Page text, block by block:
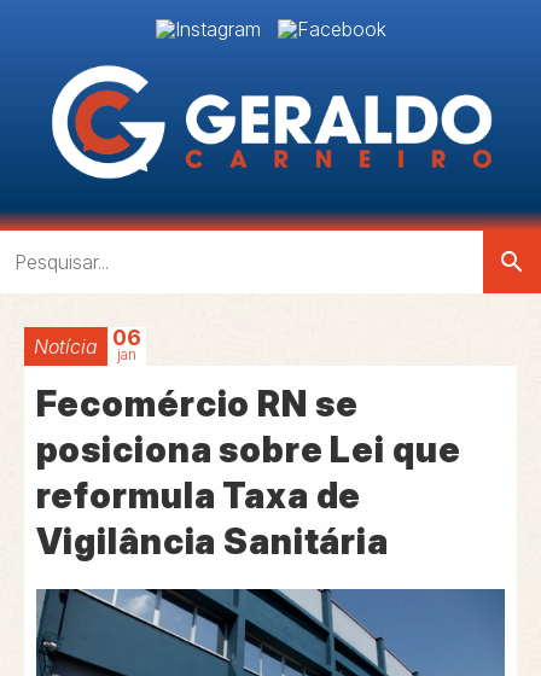
search
Notícia 06
jan
Fecomércio RN se
posiciona sobre Lei que
reformula Taxa de
Vigilância Sanitária